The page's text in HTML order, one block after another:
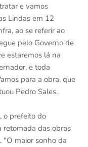
e vamos
Lindas em 12
ao se referir ao
pelo Governo de
estaremos lá na
e toda
para a obra, que
Pedro Sales.
o prefeito do
retomada das obras
"O maior sonho da